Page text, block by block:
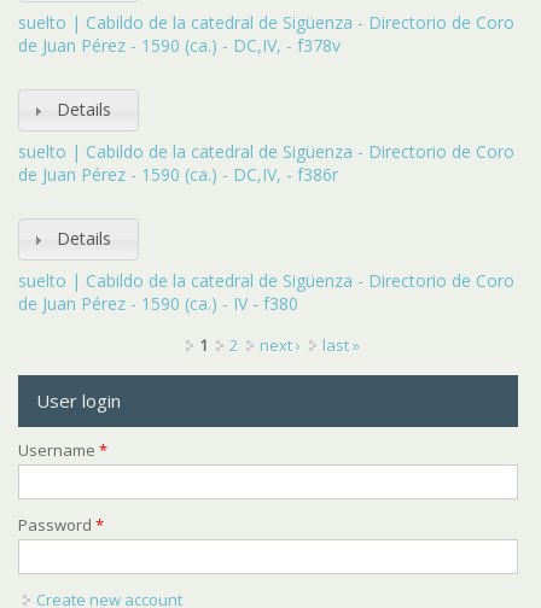
suelto | Cabildo de la catedral de Sigüenza - Directorio de Coro
de Juan Pérez - 1590 (ca.) - DC,IV, - f378v
Details
suelto | Cabildo de la catedral de Sigüenza - Directorio de Coro
de Juan Pérez - 1590 (ca.) - DC,IV, - f386r
Details
suelto | Cabildo de la catedral de Sigüenza - Directorio de Coro
de Juan Pérez - 1590 (ca.) - IV - f380
1 2 next › last »
User login
Username *
Password *
Create new account